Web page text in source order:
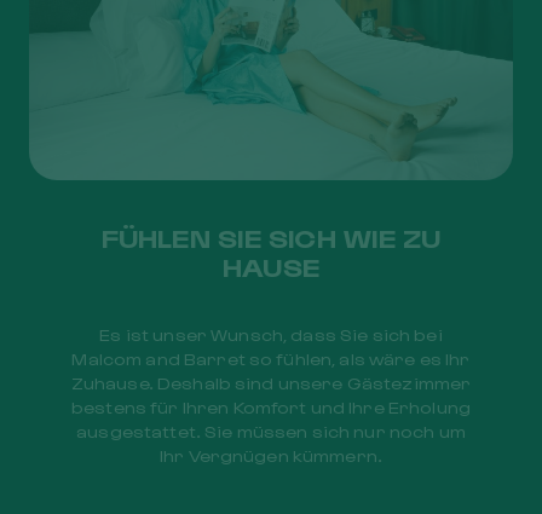
FÜHLEN SIE SICH WIE ZU
HAUSE
Es ist unser Wunsch, dass Sie sich bei
Malcom and Barret so fühlen, als wäre es Ihr
Zuhause. Deshalb sind unsere Gästezimmer
bestens für Ihren Komfort und Ihre Erholung
ausgestattet. Sie müssen sich nur noch um
Ihr Vergnügen kümmern.